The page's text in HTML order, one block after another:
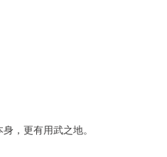
，更有用武之地。